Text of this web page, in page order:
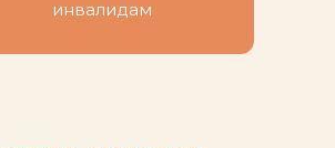
инвалидам